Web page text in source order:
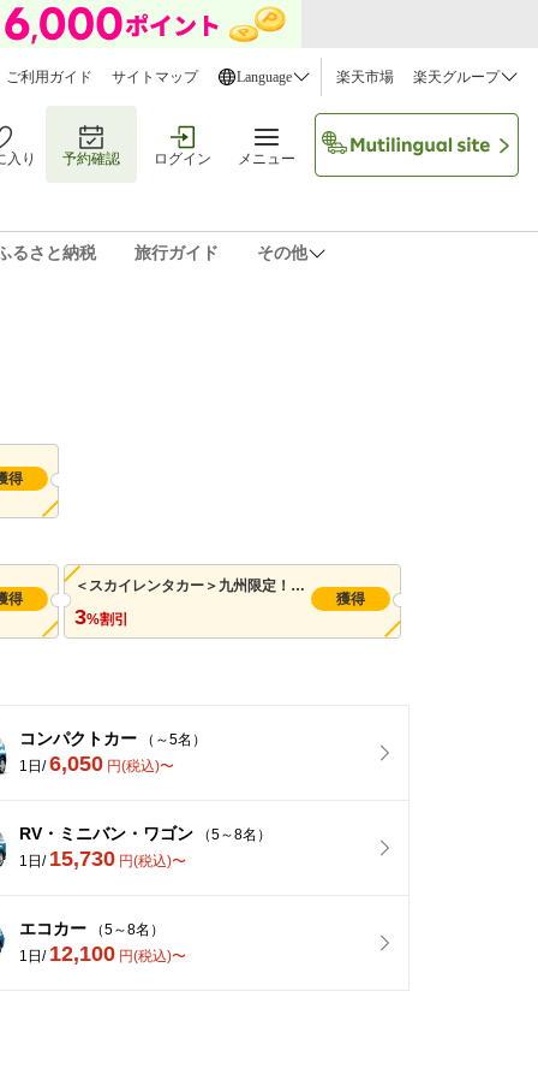
ご利用ガイド サイトマップ Language 楽天市場 楽天グループ
入り 予約確認 ログイン メニュー
るさと納税 旅行ガイド その他
得
得
＜スカイレンタカー＞九州限定！7月～2月のご返却に使える3%OFFクーポン（最大300円まで割引可/先着利用 1,000枚）※併用可
3%割引
獲得
コンパクトカー
（～5名）
1日/6,050 円(税込)〜
RV・ミニバン・ワゴン
（5～8名）
1日/ 15,730 円(税込)〜
エコカー
（5～8名）
1日/ 12,100 円(税込)〜